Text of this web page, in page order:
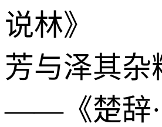
说林》
芳与泽其杂
——《楚辞·